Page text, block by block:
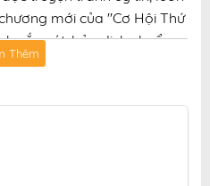
mới của "Cơ Hội Thứ
sắc nét, bản dịch chuẩn
đến trải nghiệm đọc
toàn miễn phí cho độc
Thêm